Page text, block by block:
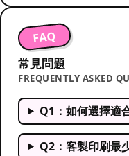
FAQ
常見問題
FREQUENTLY ASKED
Q1：如何選擇適
Q2：客製印刷最